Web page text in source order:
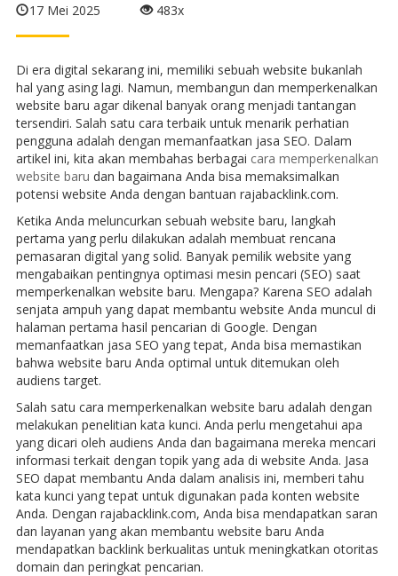
17 Mei 2025 483x
Di era digital sekarang ini, memiliki sebuah website bukanlah
hal yang asing lagi. Namun, membangun dan memperkenalkan
website baru agar dikenal banyak orang menjadi tantangan
tersendiri. Salah satu cara terbaik untuk menarik perhatian
pengguna adalah dengan memanfaatkan jasa SEO. Dalam
artikel ini, kita akan membahas berbagai cara memperkenalkan
website baru dan bagaimana Anda bisa memaksimalkan
potensi website Anda dengan bantuan rajabacklink.com.
Ketika Anda meluncurkan sebuah website baru, langkah
pertama yang perlu dilakukan adalah membuat rencana
pemasaran digital yang solid. Banyak pemilik website yang
mengabaikan pentingnya optimasi mesin pencari (SEO) saat
memperkenalkan website baru. Mengapa? Karena SEO adalah
senjata ampuh yang dapat membantu website Anda muncul di
halaman pertama hasil pencarian di Google. Dengan
memanfaatkan jasa SEO yang tepat, Anda bisa memastikan
bahwa website baru Anda optimal untuk ditemukan oleh
audiens target.
Salah satu cara memperkenalkan website baru adalah dengan
melakukan penelitian kata kunci. Anda perlu mengetahui apa
yang dicari oleh audiens Anda dan bagaimana mereka mencari
informasi terkait dengan topik yang ada di website Anda. Jasa
SEO dapat membantu Anda dalam analisis ini, memberi tahu
kata kunci yang tepat untuk digunakan pada konten website
Anda. Dengan rajabacklink.com, Anda bisa mendapatkan saran
dan layanan yang akan membantu website baru Anda
mendapatkan backlink berkualitas untuk meningkatkan otoritas
domain dan peringkat pencarian.